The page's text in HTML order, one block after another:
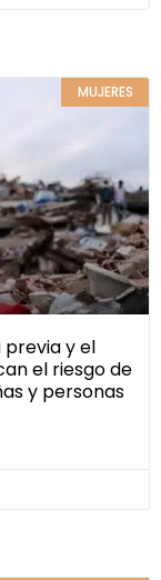
MUJERES
previa y el
el riesgo de
y personas